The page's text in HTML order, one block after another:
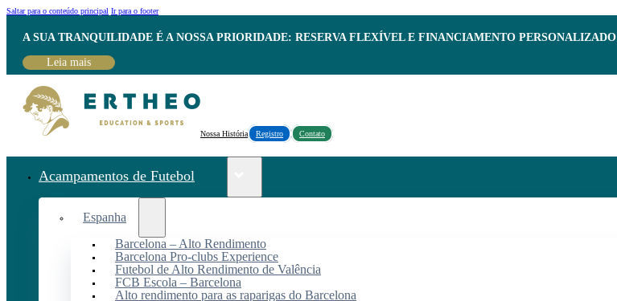
Saltar para o conteúdo principal Ir para o footer
A SUA TRANQUILIDADE É A NOSSA PRIORIDADE: RESERVA FLEXÍVEL E FINANCIAMENTO PERSONALIZADO
Leia mais
Nossa História Registro Contato
Acampamentos de Futebol
Espanha
Barcelona – Alto Rendimento
Barcelona Pro-clubs Experience
Futebol de Alto Rendimento de Valência
FCB Escola – Barcelona
Alto rendimento para as raparigas do Barcelona